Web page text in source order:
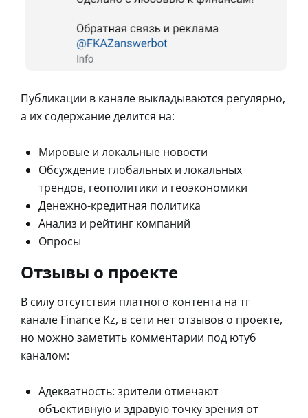
Публикации в канале выкладываются регулярно,
а их содержание делится на:
Мировые и локальные новости
Обсуждение глобальных и локальных
трендов, геополитики и геоэкономики
Денежно-кредитная политика
Анализ и рейтинг компаний
Опросы
Отзывы о проекте
В силу отсутствия платного контента на тг
канале Finance Kz, в сети нет отзывов о проекте,
но можно заметить комментарии под ютуб
каналом:
Адекватность: зрители отмечают
объективную и здравую точку зрения от